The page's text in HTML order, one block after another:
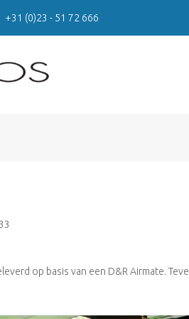
+31 (0)23 - 51 72 666
op basis van een D&R Airmate.